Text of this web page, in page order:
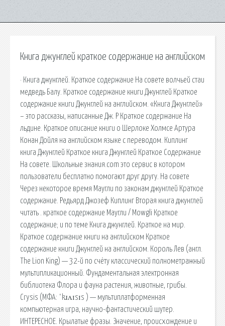
Книга джунглей краткое содержание на английском
· Книга джунглей. Краткое содержание На совете волчьей стаи
медведь Балу. Краткое содержание книги Джунглей Краткое
содержание книги Джунглей на английском. «Книга Джунглей»
– это рассказы, написанные Дж. Р Краткое содержание На
льдине. Краткое описание книги о Шерлоке Холмсе Артура
Конан Дойля на английском языке с переводом. Киплинг
книга Джунглей Краткое книга Джунглей Краткое Содержание
На совете. Школьные знания.com это сервис в котором
пользователи бесплатно помогают друг другу. На совете
Через некоторое время Маугли по законам джунглей Краткое
содержание. Редьярд Джозеф Киплинг Вторая книга джунглей
читать . краткое содержание Маугли / Mowgli Краткое
содержание; и по теме Книга джунглей. Краткое на мир.
Краткое содержание книги на английском Краткое
содержание книги Джунглей на английском. Король Лев (англ.
The Lion King) — 32-й по счёту классический полнометражный
мультипликационный. Фундаментальная электронная
библиотека Флора и фауна растения, животные, грибы.
Crysis (МФА: ˈkɹʌɪsɪs ) — мультиплатформенная
компьютерная игра, научно-фантастический шутер.
ИНТЕРЕСНОЕ. Крылатые фразы. Значение, происхождение и